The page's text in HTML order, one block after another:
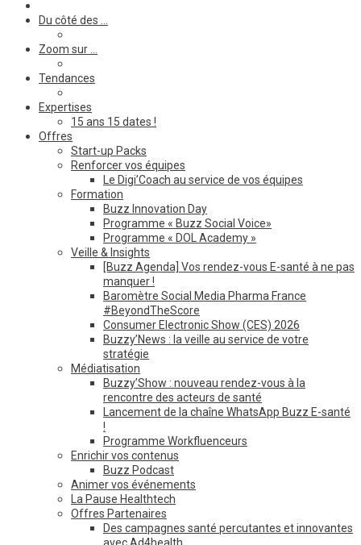
Du côté des …
Zoom sur …
Tendances
Expertises
15 ans 15 dates !
Offres
Start-up Packs
Renforcer vos équipes
Le Digi’Coach au service de vos équipes
Formation
Buzz Innovation Day
Programme « Buzz Social Voice»
Programme « DOL Academy »
Veille & Insights
[Buzz Agenda] Vos rendez-vous E-santé à ne pas
manquer !
Baromètre Social Media Pharma France
#BeyondTheScore
Consumer Electronic Show (CES) 2026
Buzzy’News : la veille au service de votre
stratégie
Médiatisation
Buzzy’Show : nouveau rendez-vous à la
rencontre des acteurs de santé
Lancement de la chaîne WhatsApp Buzz E-santé
!
Programme Workfluenceurs
Enrichir vos contenus
Buzz Podcast
Animer vos événements
La Pause Healthtech
Offres Partenaires
Des campagnes santé percutantes et innovantes